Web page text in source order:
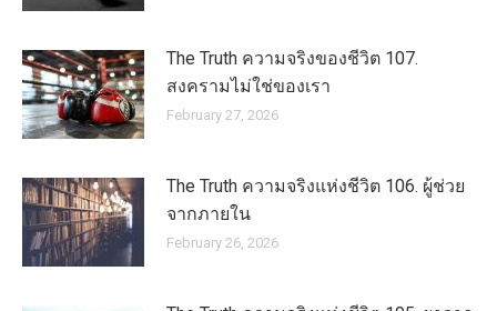
The Truth ความจริงของชีวิต 107.
สงครามไม่ใช่ของเรา
February 27, 2026
The Truth ความจริงแห่งชีวิต 106. ผู้ช่วย
จากภายใน
February 26, 2026